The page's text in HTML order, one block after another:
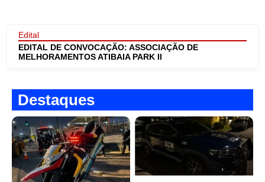
Edital
EDITAL DE CONVOCAÇÃO: ASSOCIAÇÃO DE
MELHORAMENTOS ATIBAIA PARK II
Destaques